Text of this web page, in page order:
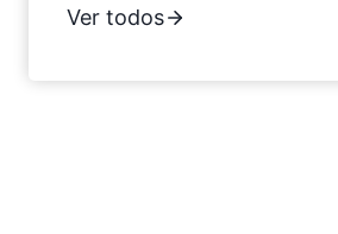
Ver todos